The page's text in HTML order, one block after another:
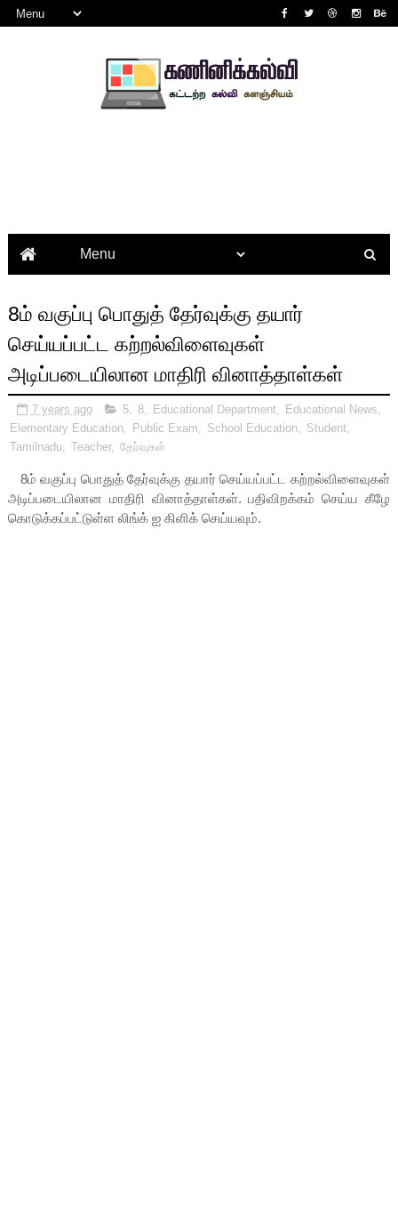
8ம் வகுப்பு பொதுத் தேர்வுக்கு தயார்
செய்யப்பட்ட கற்றல்விளைவுகள்
அடிப்படையிலான மாதிரி வினாத்தாள்கள்
7 years ago 5, 8, Educational Department Educational News
Elementary Education, Public Exam School Education, Student
Tamilnadu
Teacher, தேர்வுகள்
8ம் வகுப்பு பொதுத் தேர்வுக்கு தயார் செய்யப்பட்ட கற்றல்விளைவுகள்
அடிப்படையிலான மாதிரி வினாத்தாள்கள். பதிவிறக்கம் செய்ய கீழே
கொடுக்கப்பட்டுள்ள லிங்க் ஐ கிளிக் செய்யவும்.